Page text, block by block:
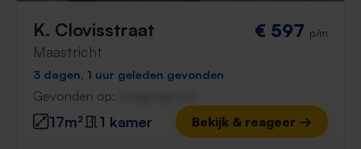
K. Clovisstraat
Maastricht
€ 597 p/m
3 dagen, 1 uur geleden gevonden
Gevonden op:
17m² 1 kamer Bekijk & reageer →